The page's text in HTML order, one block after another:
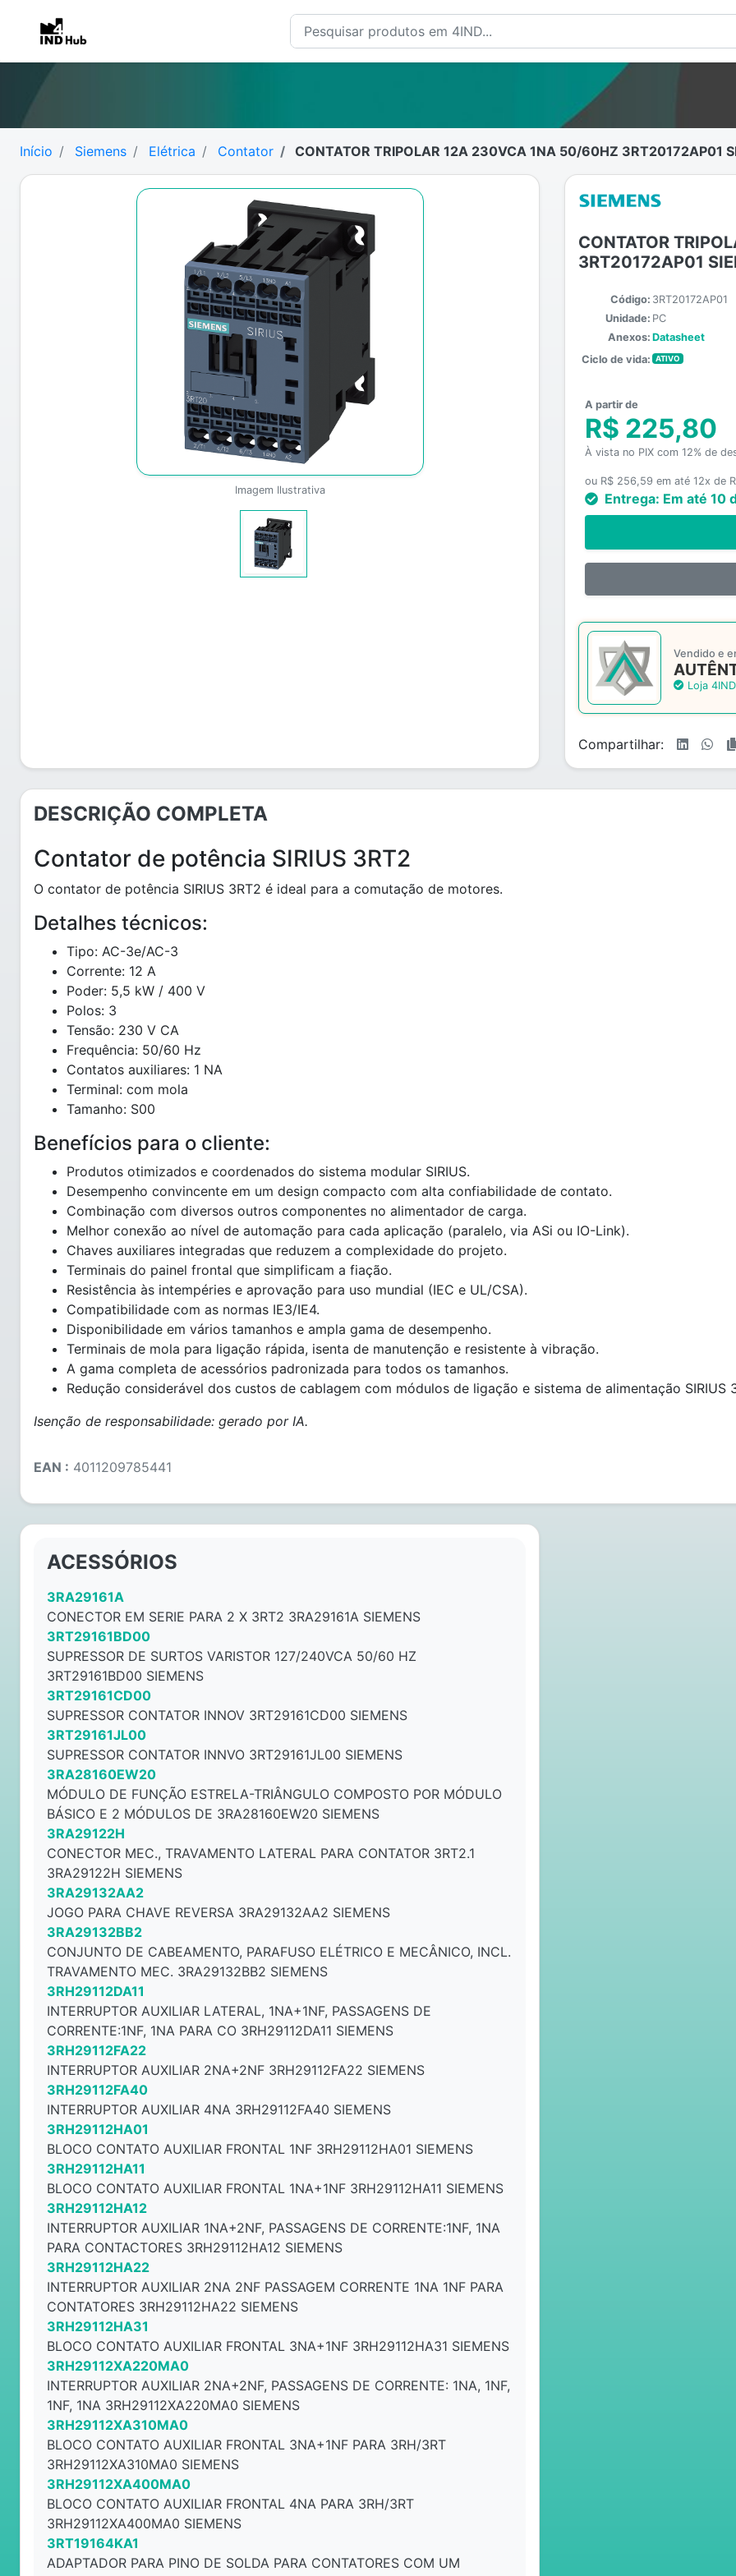
Início Siemens Elétrica Contator CONTATOR TRIPOLAR 12A 230VCA 1NA 50/60HZ 3RT20172AP01
Imagem Ilustrativa
CONTATOR
3RT20172AP01
Código: 3RT20172AP01
Unidade: PC
Anexos: Datasheet
Ciclo de vida:
ATIVO
A partir de
R$ 225,80
À vista no PIX com 12% de
ou R$ 256,59 em até 12x de
Entrega: Em até 10
Vendido e
Loja
Compartilhar:
DESCRIÇÃO COMPLETA
Contator de potência SIRIUS 3RT2
O contator de potência SIRIUS 3RT2 é ideal para a comutação de motores.
Detalhes técnicos:
Tipo: AC-3e/AC-3
Corrente: 12 A
Poder: 5,5 kW / 400 V
Polos: 3
Tensão: 230 V CA
Frequência: 50/60 Hz
Contatos auxiliares: 1 NA
Terminal: com mola
Tamanho: S00
Benefícios para o cliente:
Produtos otimizados e coordenados do sistema modular SIRIUS.
Desempenho convincente em um design compacto com alta confiabilidade de contato.
Combinação com diversos outros componentes no alimentador de carga.
Melhor conexão ao nível de automação para cada aplicação (paralelo, via ASi ou IO-Link).
Chaves auxiliares integradas que reduzem a complexidade do projeto.
Terminais do painel frontal que simplificam a fiação.
Resistência às intempéries e aprovação para uso mundial (IEC e UL/CSA).
Compatibilidade com as normas IE3/IE4.
Disponibilidade em vários tamanhos e ampla gama de desempenho.
Terminais de mola para ligação rápida, isenta de manutenção e resistente à vibração.
A gama completa de acessórios padronizada para todos os tamanhos.
Redução considerável dos custos de cablagem com módulos de ligação e sistema de alimentação SIRIUS
Isenção de responsabilidade: gerado por IA.
EAN : 4011209785441
ACESSÓRIOS
3RA29161A
CONECTOR EM SERIE PARA 2 X 3RT2 3RA29161A SIEMENS
3RT29161BD00
SUPRESSOR DE SURTOS VARISTOR 127/240VCA 50/60 HZ
3RT29161BD00 SIEMENS
3RT29161CD00
SUPRESSOR CONTATOR INNOV 3RT29161CD00 SIEMENS
3RT29161JL00
SUPRESSOR CONTATOR INNVO 3RT29161JL00 SIEMENS
3RA28160EW20
MÓDULO DE FUNÇÃO ESTRELA-TRIÂNGULO COMPOSTO POR MÓDULO
BÁSICO E 2 MÓDULOS DE 3RA28160EW20 SIEMENS
3RA29122H
CONECTOR MEC., TRAVAMENTO LATERAL PARA CONTATOR 3RT2.1
3RA29122H SIEMENS
3RA29132AA2
JOGO PARA CHAVE REVERSA 3RA29132AA2 SIEMENS
3RA29132BB2
CONJUNTO DE CABEAMENTO, PARAFUSO ELÉTRICO E MECÂNICO, INCL.
TRAVAMENTO MEC. 3RA29132BB2 SIEMENS
3RH29112DA11
INTERRUPTOR AUXILIAR LATERAL, 1NA+1NF, PASSAGENS DE
CORRENTE:1NF, 1NA PARA CO 3RH29112DA11 SIEMENS
3RH29112FA22
INTERRUPTOR AUXILIAR 2NA+2NF 3RH29112FA22 SIEMENS
3RH29112FA40
INTERRUPTOR AUXILIAR 4NA 3RH29112FA40 SIEMENS
3RH29112HA01
BLOCO CONTATO AUXILIAR FRONTAL 1NF 3RH29112HA01 SIEMENS
3RH29112HA11
BLOCO CONTATO AUXILIAR FRONTAL 1NA+1NF 3RH29112HA11 SIEMENS
3RH29112HA12
INTERRUPTOR AUXILIAR 1NA+2NF, PASSAGENS DE CORRENTE:1NF, 1NA
PARA CONTACTORES 3RH29112HA12 SIEMENS
3RH29112HA22
INTERRUPTOR AUXILIAR 2NA 2NF PASSAGEM CORRENTE 1NA 1NF PARA
CONTATORES 3RH29112HA22 SIEMENS
3RH29112HA31
BLOCO CONTATO AUXILIAR FRONTAL 3NA+1NF 3RH29112HA31 SIEMENS
3RH29112XA220MA0
INTERRUPTOR AUXILIAR 2NA+2NF, PASSAGENS DE CORRENTE: 1NA, 1NF,
1NF, 1NA 3RH29112XA220MA0 SIEMENS
3RH29112XA310MA0
BLOCO CONTATO AUXILIAR FRONTAL 3NA+1NF PARA 3RH/3RT
3RH29112XA310MA0 SIEMENS
3RH29112XA400MA0
BLOCO CONTATO AUXILIAR FRONTAL 4NA PARA 3RH/3RT
3RH29112XA400MA0 SIEMENS
3RT19164KA1
ADAPTADOR PARA PINO DE SOLDA PARA CONTATORES COM UM